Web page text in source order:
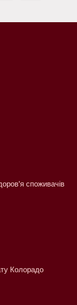
споживачів
Колорадо